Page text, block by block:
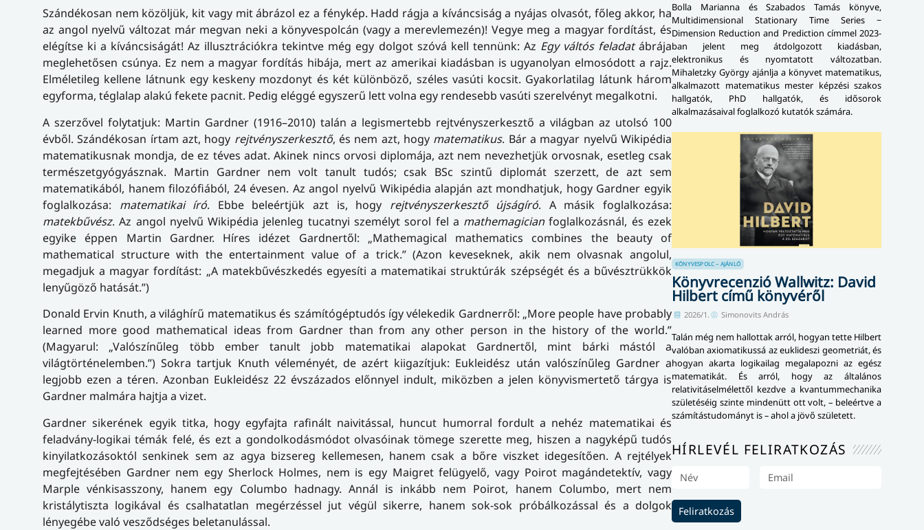
Szándékosan nem közöljük, kit vagy mit ábrázol ez a fénykép. Hadd rágja a kíváncsiság a nyájas olvasót, főleg akkor, ha
az angol nyelvű változat már megvan neki a könyvespolcán (vagy a merevlemezén)! Vegye meg a magyar fordítást, és
elégítse ki a kíváncsiságát! Az illusztrációkra tekintve még egy dolgot szóvá kell tennünk: Az Egy váltós feladatábrája
meglehetősen csúnya. Ez nem a magyar fordítás hibája, mert az amerikai kiadásban is ugyanolyan elmosódott a rajz.
Elméletileg kellene látnunk egy keskeny mozdonyt és két különböző, széles vasúti kocsit. Gyakorlatilag látunk három
egyforma, téglalap alakú fekete pacnit. Pedig eléggé egyszerű lett volna egy rendesebb vasúti szerelvényt megalkotni.
A szerzővel folytatjuk: Martin Gardner (1916–2010) talán a legismertebb rejtvényszerkesztő a világban az utolsó 100
évből. Szándékosan írtam azt, hogy rejtvényszerkesztő, és nem azt, hogy matematikus. Bár a magyar nyelvű Wikipédia
matematikusnak mondja, de ez téves adat. Akinek nincs orvosi diplomája, azt nem nevezhetjük orvosnak, esetleg csak
természetgyógyásznak. Martin Gardner nem volt tanult tudós; csak BSc szintű diplomát szerzett, de azt sem
matematikából, hanem filozófiából, 24 évesen. Az angol nyelvű Wikipédia alapján azt mondhatjuk, hogy Gardner egyik
foglalkozása: matematikai író. Ebbe beleértjük azt is, hogy rejtvényszerkesztő újságíró. A másik foglalkozása:
matekbűvész. Az angol nyelvű Wikipédia jelenleg tucatnyi személyt sorol fel a mathemagicianfoglalkozásnál, és ezek
egyike éppen Martin Gardner. Híres idézet Gardnertől: „Mathemagical mathematics combines the beauty of
mathematical structure with the entertainment value of a trick.” (Azon keveseknek, akik nem olvasnak angolul,
megadjuk a magyar fordítást: „A matekbűvészkedés egyesíti a matematikai struktúrák szépségét és a bűvésztrükkök
lenyűgöző hatását.”)
Donald Ervin Knuth, a világhírű matematikus és számítógéptudós így vélekedik Gardnerről: „More people have probably
learned more good mathematical ideas from Gardner than from any other person in the history of the world.”
(Magyarul: „Valószínűleg több ember tanult jobb matematikai alapokat Gardnertől, mint bárki mástól a
világtörténelemben.”) Sokra tartjuk Knuth véleményét, de azért kiigazítjuk: Eukleidész után valószínűleg Gardner a
legjobb ezen a téren. Azonban Eukleidész 22 évszázados előnnyel indult, miközben a jelen könyvismertető tárgya is
Gardner malmára hajtja a vizet.
Gardner sikerének egyik titka, hogy egyfajta rafinált naivitással, huncut humorral fordult a nehéz matematikai és
feladvány-logikai témák felé, és ezt a gondolkodásmódot olvasóinak tömege szerette meg, hiszen a nagyképű tudós
kinyilatkozásoktól senkinek sem az agya bizsereg kellemesen, hanem csak a bőre viszket idegesítően. A rejtélyek
megfejtésében Gardner nem egy Sherlock Holmes, nem is egy Maigret felügyelő, vagy Poirot magándetektív, vagy
Marple vénkisasszony, hanem egy Columbo hadnagy. Annál is inkább nem Poirot, hanem Columbo, mert nem
kristálytiszta logikával és csalhatatlan megérzéssel jut végül sikerre, hanem sok-sok próbálkozással és a dolgok
lényegébe való vesződséges beletanulással.
Bolla Marianna és Szabados Tamás könyve,
Multidimensional Stationary Time Series −
Dimension Reduction and Prediction címmel 2023-
ban jelent meg átdolgozott kiadásban,
elektronikus és nyomtatott változatban.
Mihaletzky György ajánlja a könyvet matematikus,
alkalmazott matematikus mester képzési szakos
hallgatók, PhD hallgatók, és idősorok
alkalmazásaival foglalkozó kutatók számára.
KÖNYVESPOLC – AJÁNLÓ
Könyvrecenzió Wallwitz: David
Hilbert című könyvéről
2026/1. Simonovits András
Talán még nem hallottak arról, hogyan tette Hilbert
valóban axiomatikussá az euklideszi geometriát, és
hogyan akarta logikailag megalapozni az egész
matematikát. És arról, hogy az általános
relativitáselmélettől kezdve a kvantummechanika
születéséig szinte mindenütt ott volt, – beleértve a
számítástudományt is – ahol a jövő született.
HÍRLEVÉL FELIRATKOZÁS
Feliratkozás